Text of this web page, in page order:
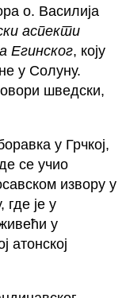
о. Василија
аспекти
Егинског, коју
у Солуну.
шведски,
у Грчкој,
се учио
извору у
је у
у
атонској